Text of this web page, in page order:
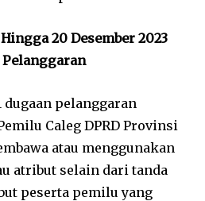
20 Desember 2023
dugaan pelanggaran
Caleg DPRD Provinsi
atau menggunakan
atribut selain dari tanda
peserta pemilu yang